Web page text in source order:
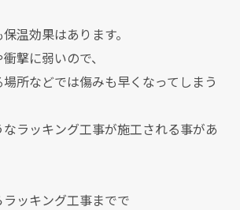
温効果はあります。
撃に弱いので、
所などでは傷みも早くなってしまう
ラッキング工事が施工される事があ
ッキング工事までで